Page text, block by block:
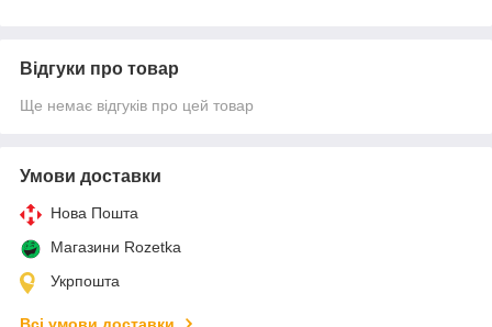
Відгуки про товар
Ще немає відгуків про цей товар
Умови доставки
Нова Пошта
Магазини Rozetka
Укрпошта
Всі умови доставки